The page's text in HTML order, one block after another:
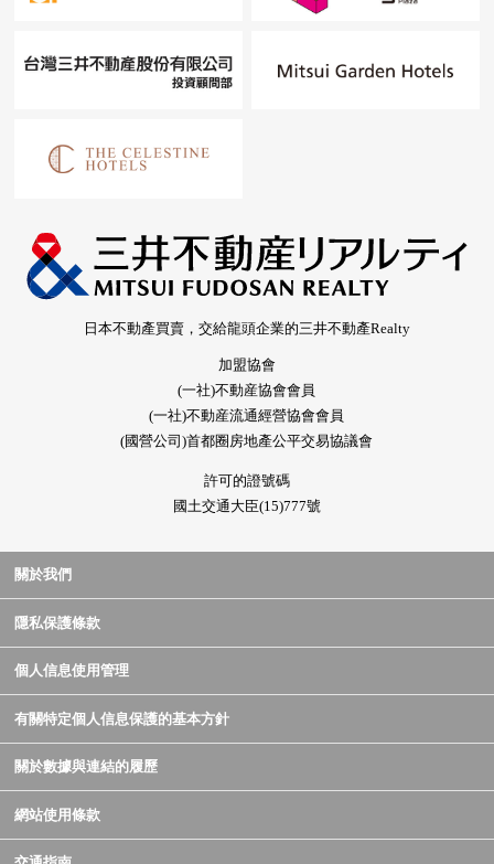
日本不動產買賣，交給龍頭企業的三井不動產Realty
加盟協會
(一社)不動産協會會員
(一社)不動産流通經營協會會員
(國營公司)首都圈房地產公平交易協議會
許可的證號碼
國土交通大臣(15)777號
關於我們
隱私保護條款
個人信息使用管理
有關特定個人信息保護的基本方針
關於數據與連結的履歷
網站使用條款